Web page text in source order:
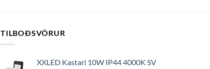
TILBOÐSVÖRUR
XXLED Kastari 10W IP44 4000K SV